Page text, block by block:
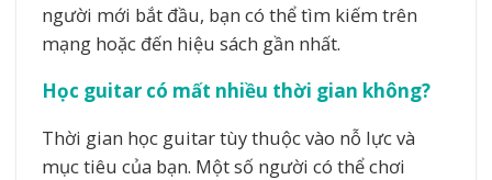
người mới bắt đầu, bạn có thể tìm kiếm trên
mạng hoặc đến hiệu sách gần nhất.
Học guitar có mất nhiều thời gian không?
Thời gian học guitar tùy thuộc vào nỗ lực và
mục tiêu của bạn. Một số người có thể chơi